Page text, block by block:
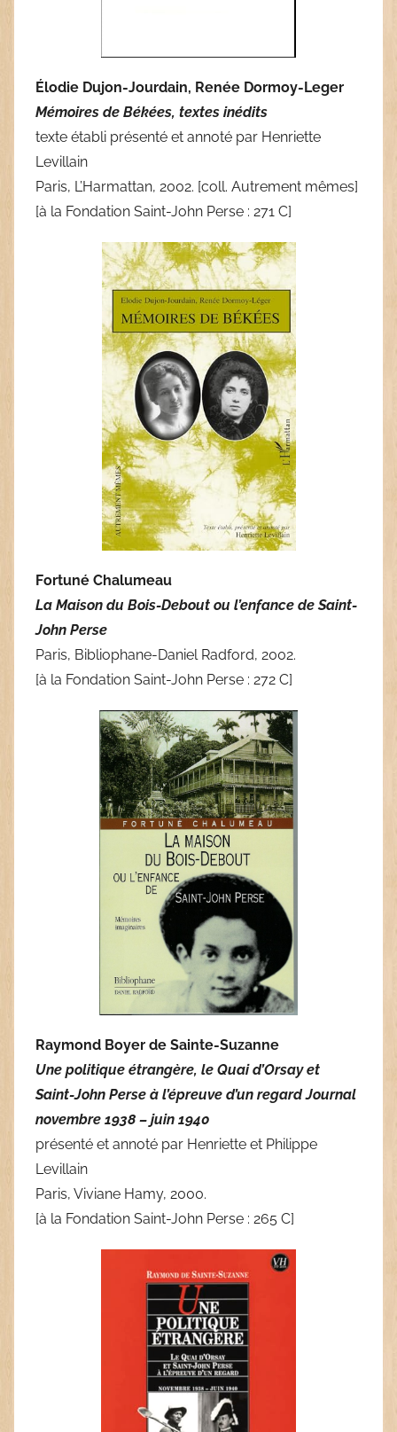
Élodie Dujon-Jourdain, Renée Dormoy-Leger
Mémoires de Békées, textes inédits
texte établi présenté et annoté par Henriette
Levillain
Paris, L’Harmattan, 2002. [coll. Autrement mêmes]
[à la Fondation Saint-John Perse : 271 C]
Fortuné Chalumeau
La Maison du Bois-Debout ou l’enfance de Saint-
John Perse
Paris, Bibliophane-Daniel Radford, 2002.
[à la Fondation Saint-John Perse : 272 C]
Raymond Boyer de Sainte-Suzanne
Une politique étrangère, le Quai d’Orsay et
Saint-John Perse à l’épreuve d’un regard Journal
novembre 1938 – juin 1940
présenté et annoté par Henriette et Philippe
Levillain
Paris, Viviane Hamy, 2000.
[à la Fondation Saint-John Perse : 265 C]